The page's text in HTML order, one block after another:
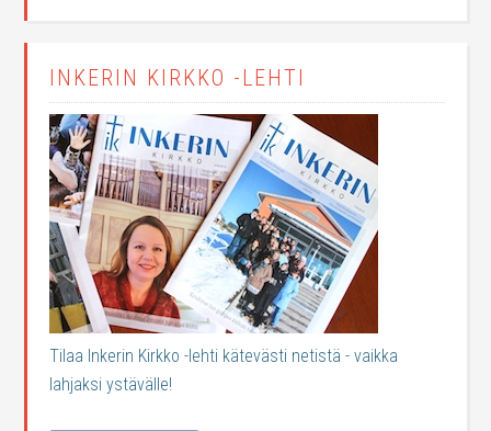
INKERIN KIRKKO -LEHTI
Tilaa Inkerin Kirkko -lehti kätevästi netistä - vaikka
lahjaksi ystävälle!